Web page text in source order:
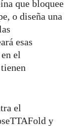
que bloquee
o diseña una
esas
el
el
y